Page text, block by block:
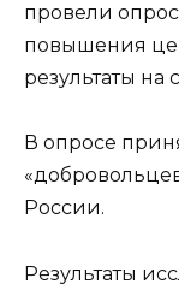
провели
повышения
результаты на
В опросе
России.
Результаты